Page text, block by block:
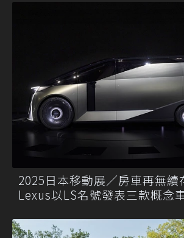
2025日本移動展／房車再無續
Lexus以LS名號發表三款概念